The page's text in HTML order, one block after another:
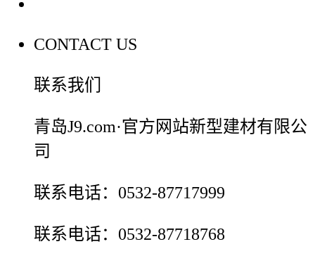
CONTACT US
联系我们
青岛J9.com·官方网站新型建材有限公
司
联系电话：0532-87717999
联系电话：0532-87718768